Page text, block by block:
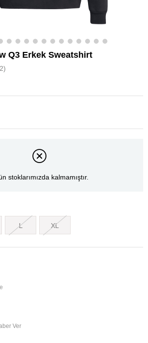
Q3 Erkek Sweatshirt
stoklarımızda kalmamıştır.
L XL
Ver